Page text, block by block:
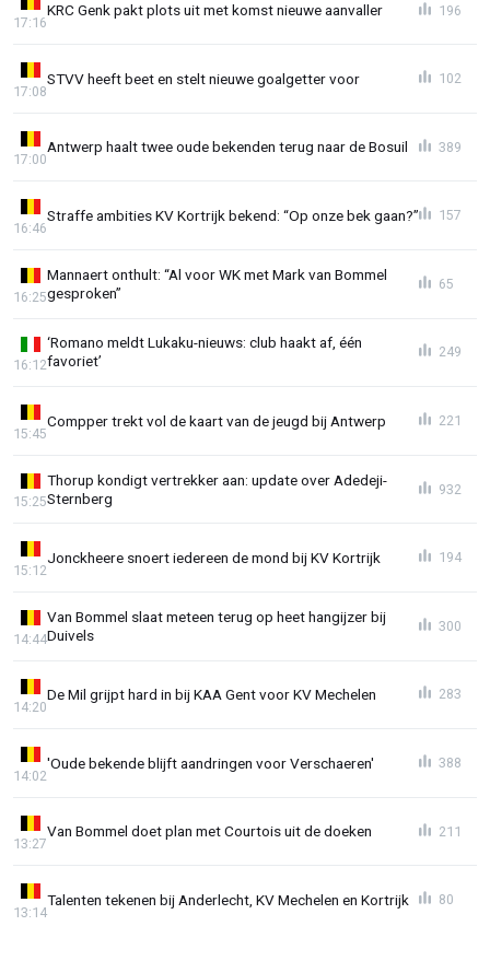
KRC Genk pakt plots uit met komst nieuwe aanvaller
17:16
196
STVV heeft beet en stelt nieuwe goalgetter voor
17:08
102
Antwerp haalt twee oude bekenden terug naar de Bosuil
17:00
389
Straffe ambities KV Kortrijk bekend: “Op onze bek gaan?”
16:46
157
Mannaert onthult: “Al voor WK met Mark van Bommel
gesproken”
16:25
65
‘Romano meldt Lukaku-nieuws: club haakt af, één
favoriet’
16:12
249
Compper trekt vol de kaart van de jeugd bij Antwerp
15:45
221
Thorup kondigt vertrekker aan: update over Adedeji-
Sternberg
15:25
932
Jonckheere snoert iedereen de mond bij KV Kortrijk
15:12
194
Van Bommel slaat meteen terug op heet hangijzer bij
Duivels
14:44
300
De Mil grijpt hard in bij KAA Gent voor KV Mechelen
14:20
283
'Oude bekende blijft aandringen voor Verschaeren'
14:02
388
Van Bommel doet plan met Courtois uit de doeken
13:27
211
Talenten tekenen bij Anderlecht, KV Mechelen en Kortrijk
13:14
80